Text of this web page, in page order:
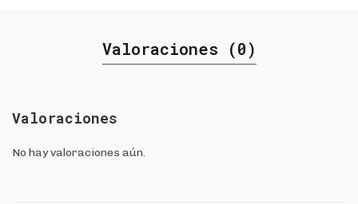
Valoraciones (0)
Valoraciones
No hay valoraciones aún.